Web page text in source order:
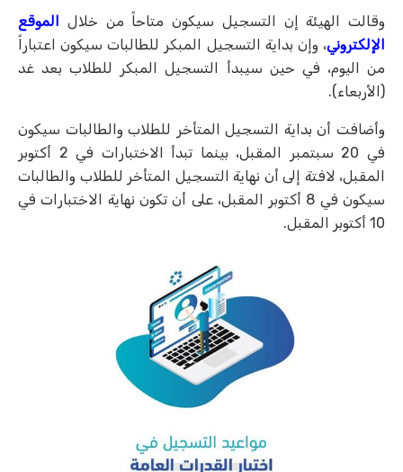
وقالت الهيئة إن التسجيل سيكون متاحاً من خلال الموقع
الإلكتروني، وإن بداية التسجيل المبكر للطالبات سيكون اعتباراً
من اليوم، في حين سيبدأ التسجيل المبكر للطلاب بعد غد
(الأربعاء).
وأضافت أن بداية التسجيل المتأخر للطلاب والطالبات سيكون
في 20 سبتمبر المقبل، بينما تبدأ الاختبارات في 2 أكتوبر
المقبل، لافتة إلى أن نهاية التسجيل المتأخر للطلاب والطالبات
سيكون في 8 أكتوبر المقبل، على أن تكون نهاية الاختبارات في
10 أكتوبر المقبل.